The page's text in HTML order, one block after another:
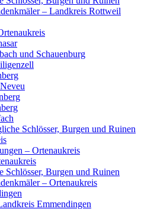
– Landkreis Rottweil
und Schauenburg
Schlösser, Burgen und Ruinen
– Ortenaukreis
Schlösser, Burgen und Ruinen
– Ortenaukreis
Emmendingen